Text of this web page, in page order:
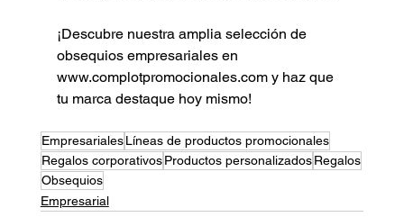
¡Descubre nuestra amplia selección de
obsequios empresariales en
www.complotpromocionales.com y haz que
tu marca destaque hoy mismo!
Empresariales Líneas de productos promocionales
Regalos corporativos Productos personalizados Regalos
Obsequios
Empresarial